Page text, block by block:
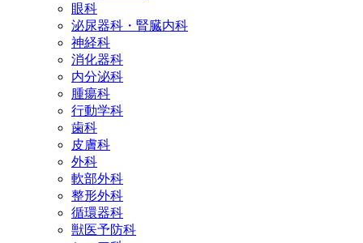
眼科
泌尿器科・腎臓内科
神経科
消化器科
内分泌科
腫瘍科
行動学科
歯科
皮膚科
外科
軟部外科
整形外科
循環器科
獣医予防科